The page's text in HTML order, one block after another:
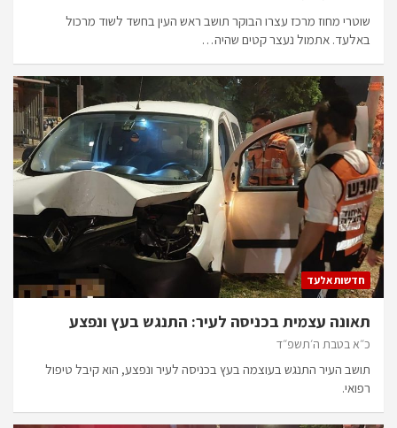
שוטרי מחוז מרכז עצרו הבוקר תושב ראש העין בחשד לשוד מרכול
באלעד. אתמול נעצר קטים שהיה…
חדשות אלעד
תאונה עצמית בכניסה לעיר: התנגש בעץ ונפצע
כ״א בטבת ה׳תשפ״ד
תושב העיר התנגש בעוצמה בעץ בכניסה לעיר ונפצע, הוא קיבל טיפול
רפואי.